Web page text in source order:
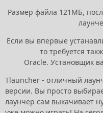
Размер файла 121МБ,
Если вы впервые
то требуется
Oracle. Установщик
Tlauncher - отличный
версии. Вы просто
лаунчер сам выкачивает